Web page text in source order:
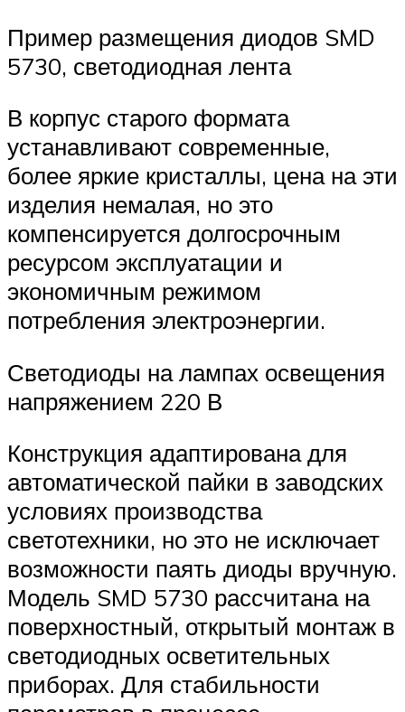
Пример размещения диодов SMD
5730, светодиодная лента
В корпус старого формата
устанавливают современные,
более яркие кристаллы, цена на эти
изделия немалая, но это
компенсируется долгосрочным
ресурсом эксплуатации и
экономичным режимом
потребления электроэнергии.
Светодиоды на лампах освещения
напряжением 220 В
Конструкция адаптирована для
автоматической пайки в заводских
условиях производства
светотехники, но это не исключает
возможности паять диоды вручную.
Модель SMD 5730 рассчитана на
поверхностный, открытый монтаж в
светодиодных осветительных
приборах. Для стабильности